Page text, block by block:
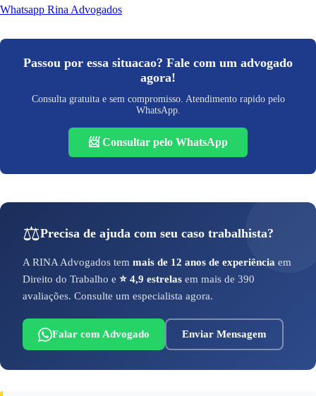
Whatsapp Rina Advogados
Passou por essa situacao? Fale com um advogado
agora!
Consulta gratuita e sem compromisso. Atendimento rapido pelo
WhatsApp.
📨 Consultar pelo WhatsApp
⚖️Precisa de ajuda com seu caso trabalhista?
A RINA Advogados tem mais de 12 anos de experiência em
Direito do Trabalho e ⭐ 4,9 estrelas em mais de 390
avaliações. Consulte um especialista agora.
Falar com Advogado Enviar Mensagem